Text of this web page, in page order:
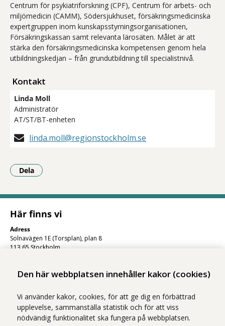
Den här webbplatsen innehåller kakor (cookies)
Vi använder kakor, cookies, för att ge dig en förbättrad
upplevelse, sammanställa statistik och för att viss
nödvändig funktionalitet ska fungera på webbplatsen.
Centrum för psykiatriforskning (CPF), Centrum för arbets- och
miljömedicin (CAMM), Södersjukhuset, försäkringsmedicinska
expertgruppen inom kunskapsstyrningsorganisationen,
Försäkringskassan samt relevanta lärosäten. Målet är att
stärka den försäkringsmedicinska kompetensen genom hela
utbildningskedjan – från grundutbildning till specialistnivå.
Kontakt
Linda Moll
Administratör
AT/ST/BT-enheten
linda.moll@regionstockholm.se
Dela
- Klicka för att öppna delningsalternativ.
Här finns vi
Adress
Solnavägen 1E (Torsplan), plan 8
113 65 Stockholm